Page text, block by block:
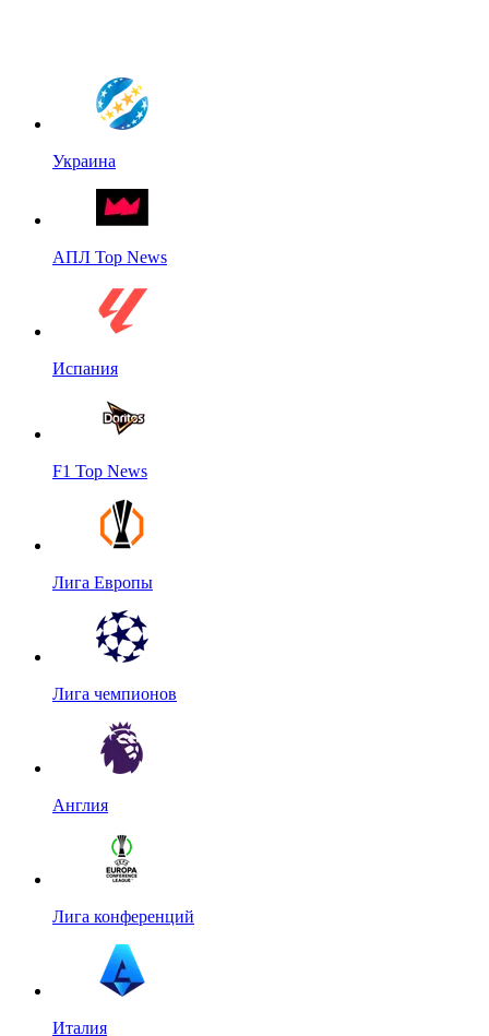
Украина
АПЛ Top News
Испания
F1 Top News
Лига Европы
Лига чемпионов
Англия
Лига конференций
Италия